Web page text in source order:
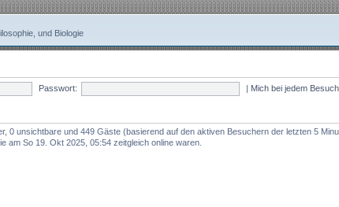
und Biologie
Passwort: | Mich bei jedem
0 unsichtbare und 449 Gäste (basierend auf den aktiven Besuchern der letzten 5
am So 19. Okt 2025, 05:54 zeitgleich online waren.